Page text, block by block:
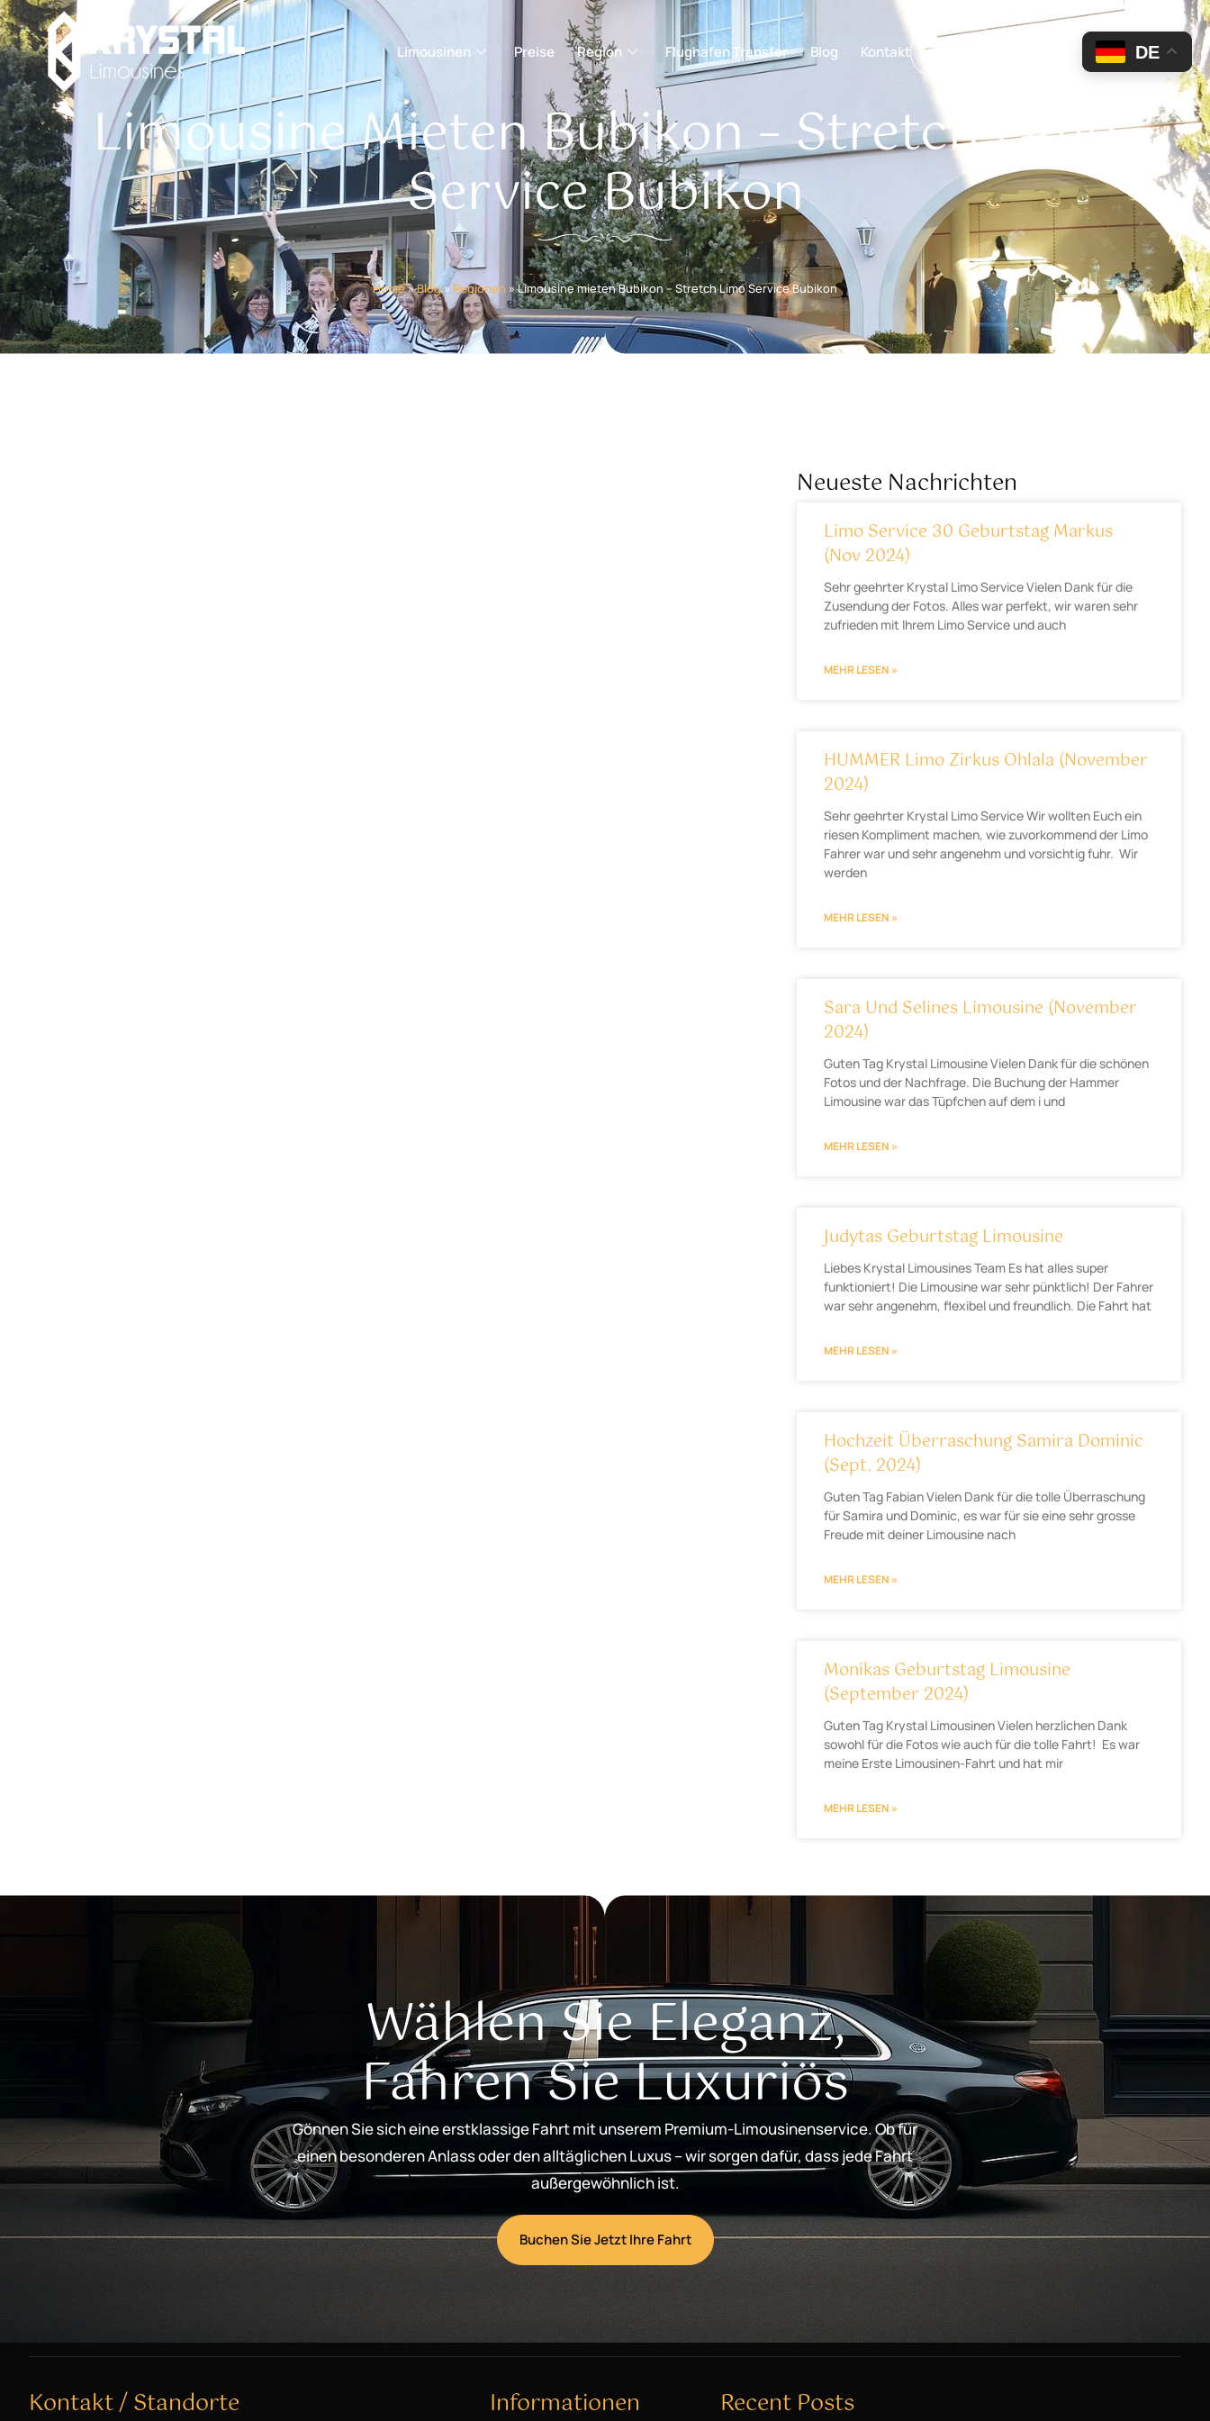
Limousinen Preise Region Flughafen Transfer Blog Kontakt Mieten
Limousine Mieten Bubikon – Stretch Limo
Service Bubikon
Home»Blog»Regionen »Limousine mieten Bubikon – Stretch Limo Service Bubikon
Neueste Nachrichten
Limo Service 30 Geburtstag Markus
(Nov 2024)
Sehr geehrter Krystal Limo Service Vielen Dank für die
Zusendung der Fotos. Alles war perfekt, wir waren sehr
zufrieden mit Ihrem Limo Service und auch
MEHR LESEN »
HUMMER Limo Zirkus Ohlala (November
2024)
Sehr geehrter Krystal Limo Service Wir wollten Euch ein
riesen Kompliment machen, wie zuvorkommend der Limo
Fahrer war und sehr angenehm und vorsichtig fuhr. Wir
werden
MEHR LESEN »
Sara Und Selines Limousine (November
2024)
Guten Tag Krystal Limousine Vielen Dank für die schönen
Fotos und der Nachfrage. Die Buchung der Hammer
Limousine war das Tüpfchen auf dem i und
MEHR LESEN »
Judytas Geburtstag Limousine
Liebes Krystal Limousines Team Es hat alles super
funktioniert! Die Limousine war sehr pünktlich! Der Fahrer
war sehr angenehm, flexibel und freundlich. Die Fahrt hat
MEHR LESEN »
Hochzeit Überraschung Samira Dominic
(Sept. 2024)
Guten Tag Fabian Vielen Dank für die tolle Überraschung
für Samira und Dominic, es war für sie eine sehr grosse
Freude mit deiner Limousine nach
MEHR LESEN »
Monikas Geburtstag Limousine
(September 2024)
Guten Tag Krystal Limousinen Vielen herzlichen Dank
sowohl für die Fotos wie auch für die tolle Fahrt! Es war
meine Erste Limousinen-Fahrt und hat mir
MEHR LESEN »
Wählen Sie Eleganz,
Fahren Sie Luxuriös
Gönnen Sie sich eine erstklassige Fahrt mit unserem Premium-Limousinenservice. Ob für
einen besonderen Anlass oder den alltäglichen Luxus – wir sorgen dafür, dass jede Fahrt
außergewöhnlich ist.
Buchen Sie Jetzt Ihre Fahrt
Kontakt / Standorte Informationen Recent Posts
DE